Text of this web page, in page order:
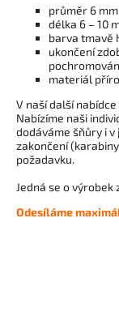
průměr 6 mm
délka 6 – 10
barva tmavě
ukončení
materiál
V naší další
Nabízíme naši
dodáváme šňůry i
zakončení
požadavku.
Jedná se o výrobek
Odesíláme